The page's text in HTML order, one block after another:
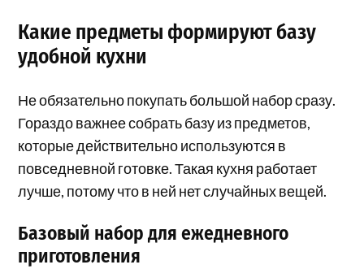
Какие предметы формируют базу
удобной кухни
Не обязательно покупать большой набор сразу.
Гораздо важнее собрать базу из предметов,
которые действительно используются в
повседневной готовке. Такая кухня работает
лучше, потому что в ней нет случайных вещей.
Базовый набор для ежедневного
приготовления